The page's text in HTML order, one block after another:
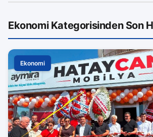
Ekonomi Kategorisinden Son
Ekonomi